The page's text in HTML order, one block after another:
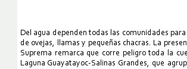
Del agua dependen todas las comunidades
de ovejas, llamas y pequeñas chacras. La
Suprema remarca que corre peligro toda la
Laguna Guayatayoc-Salinas Grandes, que